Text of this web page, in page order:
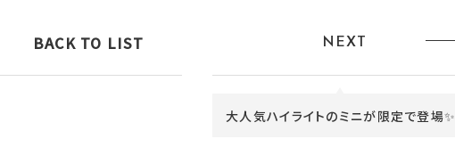
BACK TO LIST NEXT
大人気ハイライトのミニが限定で登場✨